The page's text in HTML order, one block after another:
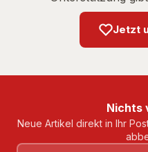
Jetzt
Nichts
Neue Artikel direkt in Ihr